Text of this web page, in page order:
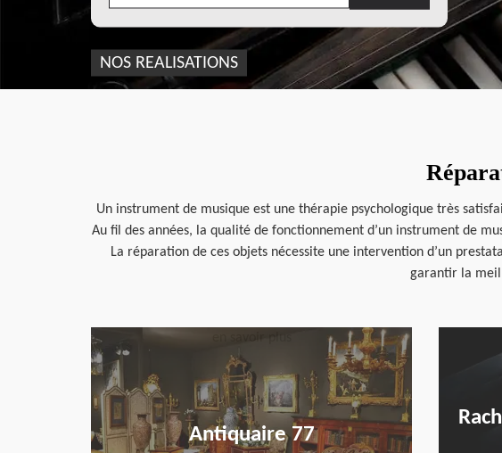
NOS REALISATIONS
Un instrument de musique est une thérapie psychologique très
Au fil des années, la qualité de fonctionnement d’un instrument de
La réparation de ces objets nécessite une intervention d’un
garantir la
Antiquaire 77